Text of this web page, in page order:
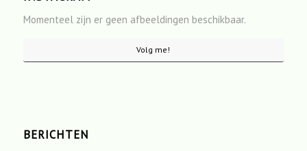
Momenteel zijn er geen afbeeldingen beschikbaar.
Volg me!
BERICHTEN